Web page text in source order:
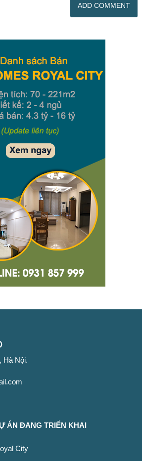
Hà Nội.
ÁN ĐANG TRIỂN KHAI
City